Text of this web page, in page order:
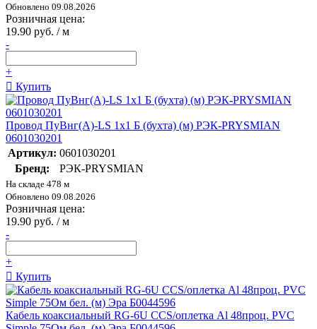
Обновлено 09.08.2026
Розничная цена:
19.90 руб. / м
-
+
Купить
Провод ПуВнг(А)-LS 1х1 Б (бухта) (м) РЭК-PRYSMIAN
0601030201
Артикул: 0601030201
Бренд:
РЭК-PRYSMIAN
На складе 478 м
Обновлено 09.08.2026
Розничная цена:
19.90 руб. / м
-
+
Купить
Кабель коаксиальный RG-6U CCS/оплетка Al 48проц. PVC